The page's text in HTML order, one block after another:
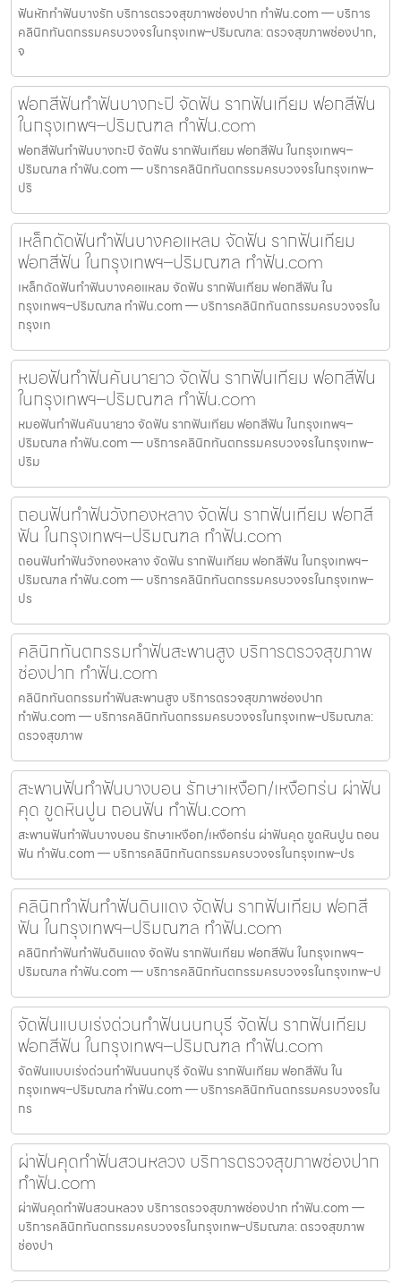
ฟันหักทำฟันบางรัก บริการตรวจสุขภาพช่องปาก ทำฟัน.com — บริการ
คลินิกทันตกรรมครบวงจรในกรุงเทพ–ปริมณฑล: ตรวจสุขภาพช่องปาก,
จ
ฟอกสีฟันทำฟันบางกะปิ จัดฟัน รากฟันเทียม ฟอกสีฟัน
ในกรุงเทพฯ–ปริมณฑล ทำฟัน.com
ฟอกสีฟันทำฟันบางกะปิ จัดฟัน รากฟันเทียม ฟอกสีฟัน ในกรุงเทพฯ–
ปริมณฑล ทำฟัน.com — บริการคลินิกทันตกรรมครบวงจรในกรุงเทพ–
ปริ
เหล็กดัดฟันทำฟันบางคอแหลม จัดฟัน รากฟันเทียม
ฟอกสีฟัน ในกรุงเทพฯ–ปริมณฑล ทำฟัน.com
เหล็กดัดฟันทำฟันบางคอแหลม จัดฟัน รากฟันเทียม ฟอกสีฟัน ใน
กรุงเทพฯ–ปริมณฑล ทำฟัน.com — บริการคลินิกทันตกรรมครบวงจรใน
กรุงเท
หมอฟันทำฟันคันนายาว จัดฟัน รากฟันเทียม ฟอกสีฟัน
ในกรุงเทพฯ–ปริมณฑล ทำฟัน.com
หมอฟันทำฟันคันนายาว จัดฟัน รากฟันเทียม ฟอกสีฟัน ในกรุงเทพฯ–
ปริมณฑล ทำฟัน.com — บริการคลินิกทันตกรรมครบวงจรในกรุงเทพ–
ปริม
ถอนฟันทำฟันวังทองหลาง จัดฟัน รากฟันเทียม ฟอกสี
ฟัน ในกรุงเทพฯ–ปริมณฑล ทำฟัน.com
ถอนฟันทำฟันวังทองหลาง จัดฟัน รากฟันเทียม ฟอกสีฟัน ในกรุงเทพฯ–
ปริมณฑล ทำฟัน.com — บริการคลินิกทันตกรรมครบวงจรในกรุงเทพ–
ปร
คลินิกทันตกรรมทำฟันสะพานสูง บริการตรวจสุขภาพ
ช่องปาก ทำฟัน.com
คลินิกทันตกรรมทำฟันสะพานสูง บริการตรวจสุขภาพช่องปาก
ทำฟัน.com — บริการคลินิกทันตกรรมครบวงจรในกรุงเทพ–ปริมณฑล:
ตรวจสุขภาพ
สะพานฟันทำฟันบางบอน รักษาเหงือก/เหงือกร่น ผ่าฟัน
คุด ขูดหินปูน ถอนฟัน ทำฟัน.com
สะพานฟันทำฟันบางบอน รักษาเหงือก/เหงือกร่น ผ่าฟันคุด ขูดหินปูน ถอน
ฟัน ทำฟัน.com — บริการคลินิกทันตกรรมครบวงจรในกรุงเทพ–ปร
คลินิกทำฟันทำฟันดินแดง จัดฟัน รากฟันเทียม ฟอกสี
ฟัน ในกรุงเทพฯ–ปริมณฑล ทำฟัน.com
คลินิกทำฟันทำฟันดินแดง จัดฟัน รากฟันเทียม ฟอกสีฟัน ในกรุงเทพฯ–
ปริมณฑล ทำฟัน.com — บริการคลินิกทันตกรรมครบวงจรในกรุงเทพ–ป
จัดฟันแบบเร่งด่วนทำฟันนนทบุรี จัดฟัน รากฟันเทียม
ฟอกสีฟัน ในกรุงเทพฯ–ปริมณฑล ทำฟัน.com
จัดฟันแบบเร่งด่วนทำฟันนนทบุรี จัดฟัน รากฟันเทียม ฟอกสีฟัน ใน
กรุงเทพฯ–ปริมณฑล ทำฟัน.com — บริการคลินิกทันตกรรมครบวงจรใน
กร
ผ่าฟันคุดทำฟันสวนหลวง บริการตรวจสุขภาพช่องปาก
ทำฟัน.com
ผ่าฟันคุดทำฟันสวนหลวง บริการตรวจสุขภาพช่องปาก ทำฟัน.com —
บริการคลินิกทันตกรรมครบวงจรในกรุงเทพ–ปริมณฑล: ตรวจสุขภาพ
ช่องปา